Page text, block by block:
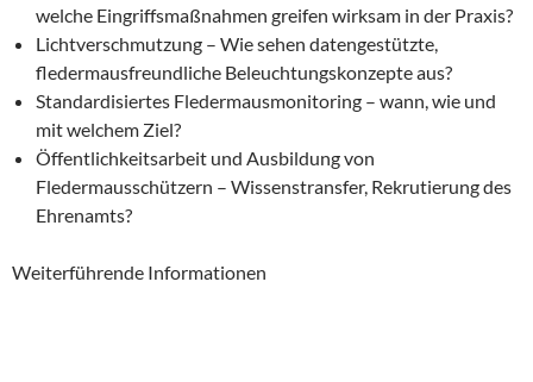
welche Eingriffsmaßnahmen greifen wirksam in der Praxis?
Lichtverschmutzung – Wie sehen datengestützte,
fledermausfreundliche Beleuchtungskonzepte aus?
Standardisiertes Fledermausmonitoring – wann, wie und
mit welchem Ziel?
Öffentlichkeitsarbeit und Ausbildung von
Fledermausschützern – Wissenstransfer, Rekrutierung des
Ehrenamts?
Weiterführende Informationen